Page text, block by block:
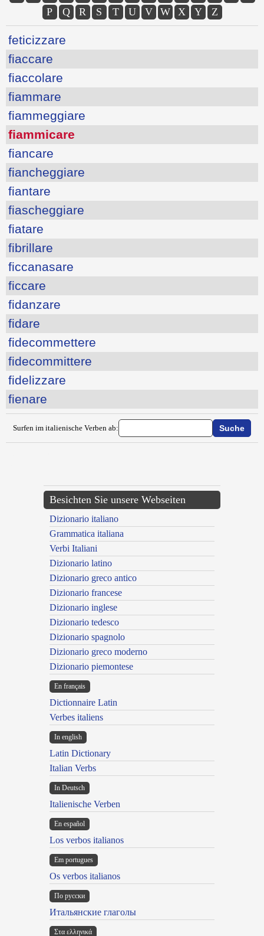
P
Q R S T U V W X Y Z
feticizzare
fiaccare
fiaccolare
fiammare
fiammeggiare
fiammicare
fiancare
fiancheggiare
fiantare
fiascheggiare
fiatare
fibrillare
ficcanasare
ficcare
fidanzare
fidare
fidecommettere
fidecommittere
fidelizzare
fienare
Surfen im italienische Verben ab:
Besichten Sie unsere Webseiten
Dizionario italiano
Grammatica italiana
Verbi Italiani
Dizionario latino
Dizionario greco antico
Dizionario francese
Dizionario inglese
Dizionario tedesco
Dizionario spagnolo
Dizionario greco moderno
Dizionario piemontese
En français
Dictionnaire Latin
Verbes italiens
In english
Latin Dictionary
Italian Verbs
In Deutsch
Italienische Verben
En español
Los verbos italianos
Em portugues
Os verbos italianos
По русски
Итальянские глаголы
Στα ελληνικά